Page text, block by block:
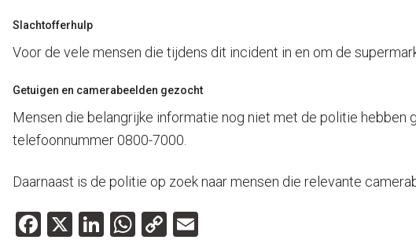
Slachtofferhulp
Voor de vele mensen die tijdens dit incident in en om de
Getuigen en camerabeelden gezocht
Mensen die belangrijke informatie nog niet met de politie hebben
telefoonnummer 0800-7000.
Daarnaast is de politie op zoek naar mensen die relevante
Facebook
X LinkedIn
WhatsApp
Copy